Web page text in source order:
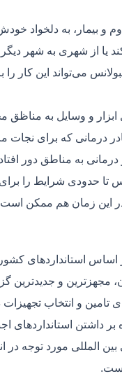
بیمار، به دلخواد خودش
یا از شهری به شهر
می‌تواند این کار را
ابزار و وسایل به
درمانی که برای نجات
به مناطق دور
تا حدودی شرایط را
این زمان هم ممکن است
اساس استانداردهای
مجهزترین و جدیدترین
تامین و انتخاب تجهیزات
بر داشتن استانداردهای
بین المللی مورد توجه در